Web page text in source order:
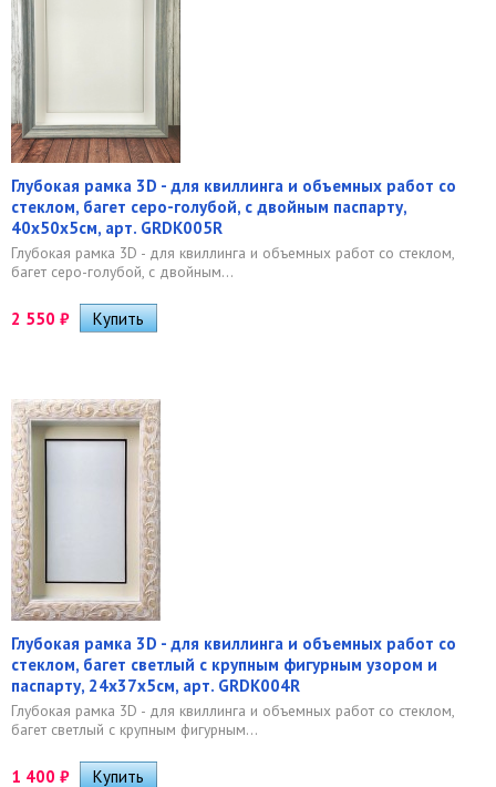
Глубокая рамка 3D - для квиллинга и объемных работ со
стеклом, багет серо-голубой, с двойным паспарту,
40х50х5см, арт. GRDK005R
Глубокая рамка 3D - для квиллинга и объемных работ со стеклом,
багет серо-голубой, с двойным...
2 550 ₽
Глубокая рамка 3D - для квиллинга и объемных работ со
стеклом, багет светлый с крупным фигурным узором и
паспарту, 24х37х5см, арт. GRDK004R
Глубокая рамка 3D - для квиллинга и объемных работ со стеклом,
багет светлый с крупным фигурным...
1 400 ₽